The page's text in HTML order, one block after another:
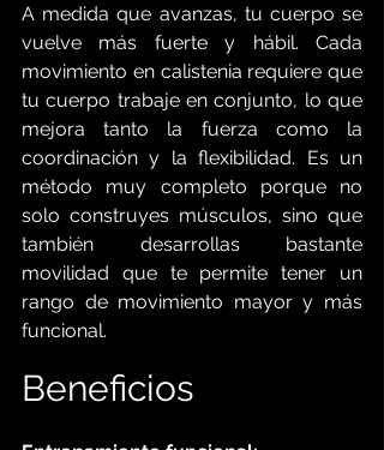
A medida que avanzas, tu cuerpo se
vuelve más fuerte y hábil. Cada
movimiento en calistenia requiere que
tu cuerpo trabaje en conjunto, lo que
mejora tanto la fuerza como la
coordinación y la flexibilidad. Es un
método muy completo porque no
solo construyes músculos, sino que
también desarrollas bastante
movilidad que te permite tener un
rango de movimiento mayor y más
funcional.
Beneficios